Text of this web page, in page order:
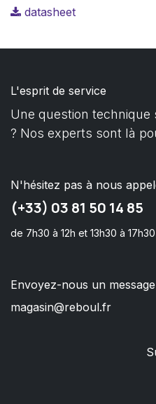
datasheet
L'esprit de service
Une question
? Nos experts sont là
N'hésitez pas à nous
(+33) 03 81 50 14 85
de 7h30 à 12h et 13h30 à 17h30
Envoyez-nous un message
magasin@reboul.fr